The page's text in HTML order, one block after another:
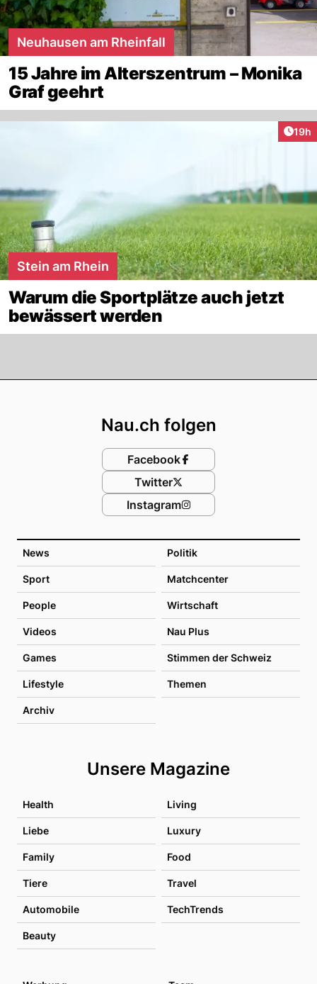
Neuhausen am Rheinfall
15 Jahre im Alterszentrum – Monika
Graf geehrt
19h
Stein am Rhein
Warum die Sportplätze auch jetzt
bewässert werden
News Politik
Sport Matchcenter
People Wirtschaft
Videos Nau Plus
Games Stimmen der Schweiz
Lifestyle Themen
Archiv
Unsere Magazine
Health Living
Liebe Luxury
Family Food
Tiere Travel
Automobile TechTrends
Beauty
Nau.ch folgen
Facebook
Twitter
Instagram